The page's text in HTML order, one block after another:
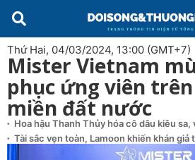
Thứ Hai, 04/03/2024, 13:00 (GMT+7)
Mister Vietnam
phục ứng viên
miền đất nước
Hoa hậu Thanh Thủy hóa cô dâu kiêu
Tài sắc vẹn toàn, Lamoon khiến khán giả